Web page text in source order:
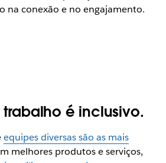
na conexão e no engajamento.
é inclusivo.
equipes diversas são as mais
melhores produtos e serviços,